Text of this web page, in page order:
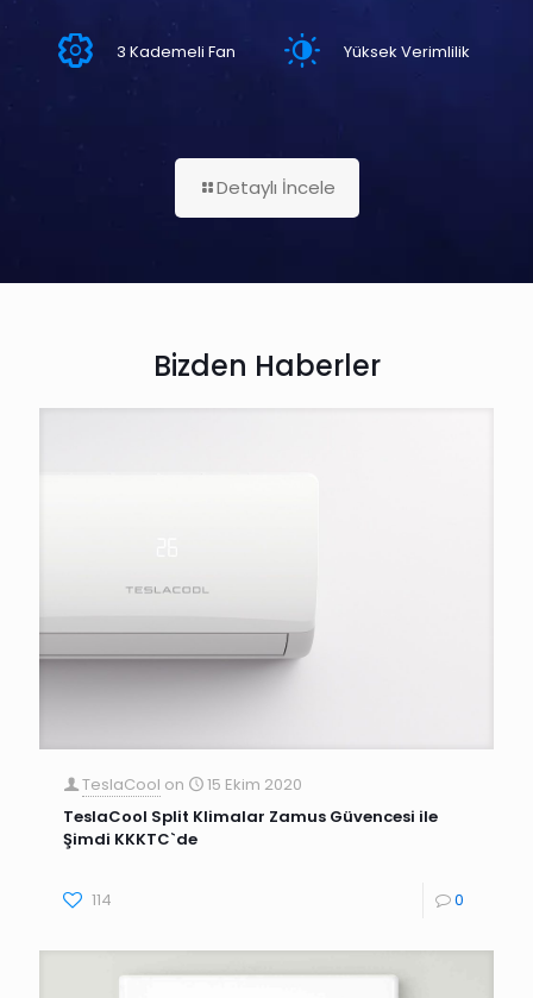
3 Kademeli Fan Yüksek Verimlilik
Detaylı İncele
Bizden Haberler
TeslaCool on
15 Ekim 2020
TeslaCool Split Klimalar Zamus Güvencesi ile
Şimdi KKKTC`de
114 0